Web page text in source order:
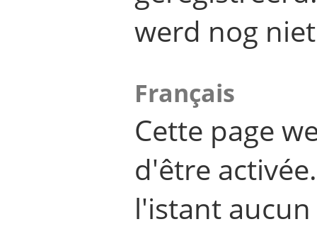
werd nog
Français
Cette page
d'être
l'istant